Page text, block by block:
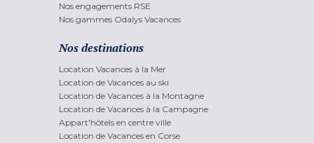
Nos engagements RSE
Nos gammes Odalys Vacances
Nos destinations
Location Vacances à la Mer
Location de Vacances au ski
Location de Vacances à la Montagne
Location de Vacances à la Campagne
Appart'hôtels en centre ville
Location de Vacances en Corse